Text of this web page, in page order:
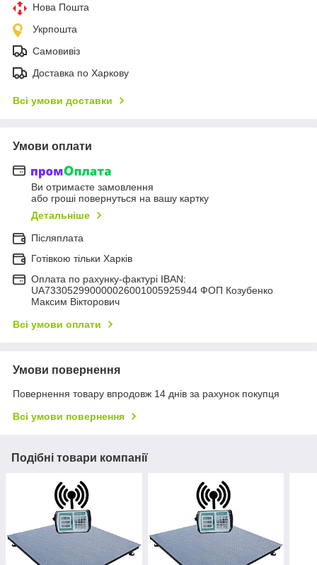
Нова Пошта
Укрпошта
Самовивіз
Доставка по Харкову
Всі умови доставки
Умови оплати
Ви отримаєте замовлення
або гроші повернуться на вашу картку
Детальніше
Післяплата
Готівкою тільки Харків
Оплата по рахунку-фактурі IBAN:
UA733052990000026001005925944 ФОП Козубенко
Максим Вікторович
Всі умови оплати
Умови повернення
Повернення товару впродовж 14 днів за рахунок покупця
Всі умови повернення
Подібні товари компанії